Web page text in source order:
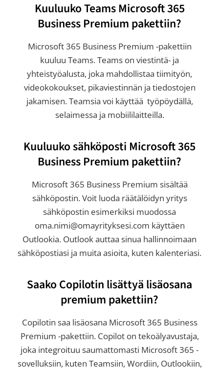
Kuuluuko Teams Microsoft 365
Business Premium pakettiin?
Microsoft 365 Business Premium -pakettiin
kuuluu Teams. Teams on viestintä- ja
yhteistyöalusta, joka mahdollistaa tiimityön,
videokokoukset, pikaviestinnän ja tiedostojen
jakamisen. Teamsia voi käyttää työpöydällä,
selaimessa ja mobiililaitteilla.
Kuuluuko sähköposti Microsoft 365
Business Premium pakettiin?
Microsoft 365 Business Premium sisältää
sähköpostin. Voit luoda räätälöidyn yritys
sähköpostin esimerkiksi muodossa
oma.nimi@omayrityksesi.com käyttäen
Outlookia. Outlook auttaa sinua hallinnoimaan
sähköpostiasi ja muita asioita, kuten kalenteriasi.
Saako Copilotin lisättyä lisäosana
premium pakettiin?
Copilotin saa lisäosana Microsoft 365 Business
Premium -pakettiin. Copilot on tekoälyavustaja,
joka integroituu saumattomasti Microsoft 365 -
sovelluksiin, kuten Teamsiin, Wordiin, Outlookiin,